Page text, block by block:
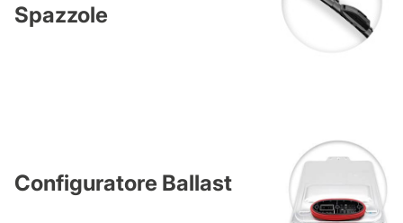
Spazzole
Configuratore Ballast